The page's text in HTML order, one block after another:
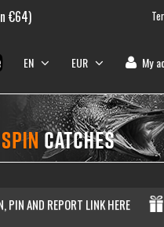
€64)
EN EUR My
PIN AND REPORT LINK HERE